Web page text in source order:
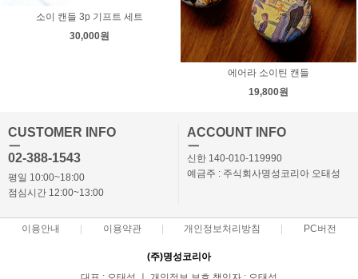
소이 캔들 3p 기프트 세트
30,000원
에어라 소이틴 캔들
19,800원
CUSTOMER INFO
ㅡ
02-388-1543
평일 10:00~18:00
점심시간 12:00~13:00
ACCOUNT INFO
ㅡ
신한 140-010-119990
예금주 : 주식회사명성코리아 오태성
이용안내 이용약관 개인정보처리방침 PC버전
(주)명성코리아